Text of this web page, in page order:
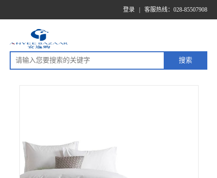
登录 客服热线：028-85507908